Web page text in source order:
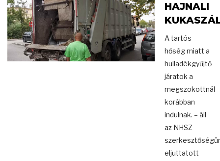
HAJNALI
A tartós
hőség miatt a
hulladékgyűjtő
járatok a
megszokottnál
korábban
indulnak. – áll
az NHSZ
eljuttatott